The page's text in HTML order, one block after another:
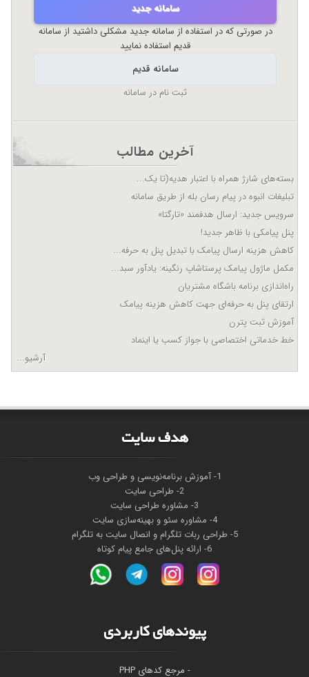
سامانه جدید
در صورتی که در استفاده از سامانه جدید مشکلی داشتید از سامانه
قدیم استفاده نمایید
سامانه قدیم
ثبت نام در سامانه
آخرین مطالب
بسته‌های شارژ همراه با اعتبار هدیه(تا یک...
تبلیغات انبوه در پیام رسان بله از طریق سامانه
سرویس جدید: ارسال هدفمند «تارگتا»
پنل پیامکی با ظاهر جدید!
کاهش هزینه ارسال پیامک با تبدیل پنل به حرفه...
مکمل ماژول پیامک پرستاشاپ رنگینه: یادآور سبد...
راه‌اندازی برنامه باشگاه مشتریان
ارتقای پنل به حرفه‌ای جهت کاهش هزینه پیامک
آموزش ثبت پترن
خط خدماتی اختصاصی با جواز کسب یا اینماد
آرشیو...
هدف سايت
1- آموزش برنامه‌نویسی و طراحی وب
2- طراحی سایت
3- مشاوره طراحی سایت
4- مشاوره سئو و بهینه‌سازی سایت
5- طراحی ربات تلگرام و انصال سایت به تلگرام
6- ارائه پنل‌های جامع پیام کوتاه
پیوندهای کاربردی
- مرجع کدهای PHP